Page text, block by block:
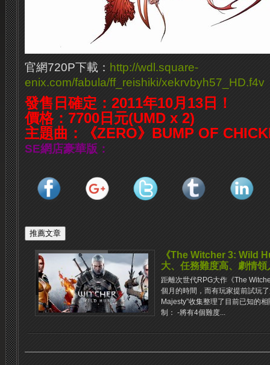
官網720P下載： http://wdl.square-
enix.com/fabula/ff_reishiki/xekrvbyh57_HD.f4v
發售日確定：2011年10月13日！
價格：7700日元(UMD x 2)
主題曲：《ZERO》BUMP OF
SE網店豪華版：
《The Witcher 3: Wild
大、任務難度高、劇情領
距離次世代RPG大作《The
個月的時間，而有玩家提前試玩
Majesty”收集整理了目前已知的
制： -將有4個難度...